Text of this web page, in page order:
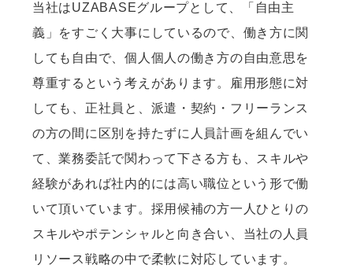
当社はUZABASEグループとして、「自由主
義」をすごく大事にしているので、働き方に関
しても自由で、個人個人の働き方の自由意思を
尊重するという考えがあります。雇用形態に対
しても、正社員と、派遣・契約・フリーランス
の方の間に区別を持たずに人員計画を組んでい
て、業務委託で関わって下さる方も、スキルや
経験があれば社内的には高い職位という形で働
いて頂いています。採用候補の方一人ひとりの
スキルやポテンシャルと向き合い、当社の人員
リソース戦略の中で柔軟に対応しています。